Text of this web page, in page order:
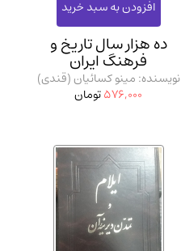
ده هزار سال تاریخ و
فرهنگ ایران
نویسنده: مینو کسائیان (قندی)
576,000تومان